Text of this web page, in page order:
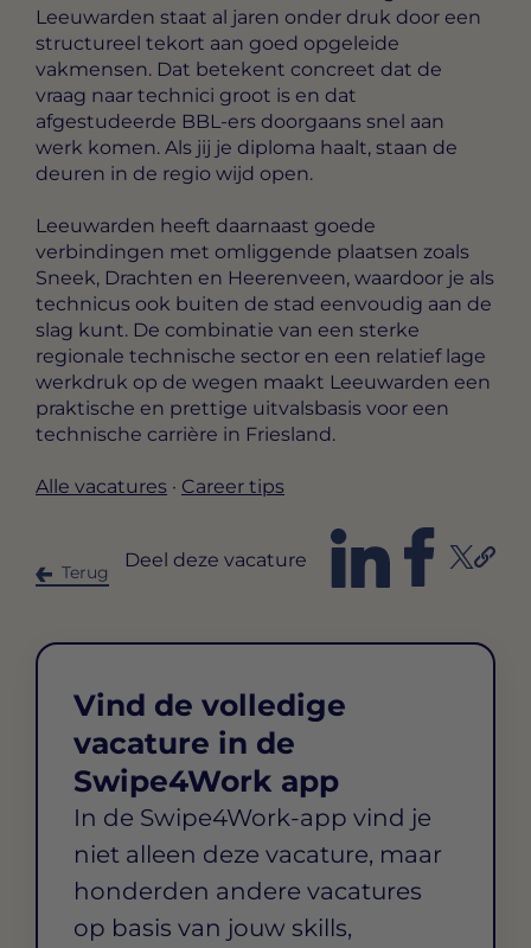
Leeuwarden staat al jaren onder druk door een
structureel tekort aan goed opgeleide
vakmensen. Dat betekent concreet dat de
vraag naar technici groot is en dat
afgestudeerde BBL-ers doorgaans snel aan
werk komen. Als jij je diploma haalt, staan de
deuren in de regio wijd open.
Leeuwarden heeft daarnaast goede
verbindingen met omliggende plaatsen zoals
Sneek, Drachten en Heerenveen, waardoor je als
technicus ook buiten de stad eenvoudig aan de
slag kunt. De combinatie van een sterke
regionale technische sector en een relatief lage
werkdruk op de wegen maakt Leeuwarden een
praktische en prettige uitvalsbasis voor een
technische carrière in Friesland.
Alle vacatures · Career tips
Terug
Deel deze vacature
Vind de volledige
vacature in de
Swipe4Work app
In de Swipe4Work-app vind je
niet alleen deze vacature, maar
honderden andere vacatures
op basis van jouw skills,